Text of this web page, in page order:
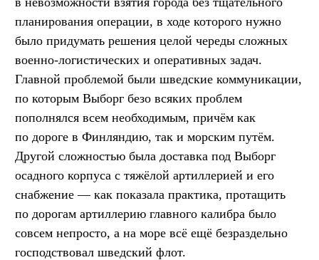
планирования операции, в ходе которого нужно
было придумать решения целой череды сложных
военно-логистических и оперативных задач.
Главной проблемой были шведские коммуникации,
по которым Выборг безо всяких проблем
пополнялся всем необходимым, причём как
по дороге в Финляндию, так и морским путём.
Другой сложностью была доставка под Выборг
осадного корпуса с тяжёлой артиллерией и его
снабжение — как показала практика, протащить
по дорогам артиллерию главного калибра было
совсем непросто, а на море всё ещё безраздельно
господствовал шведский флот.